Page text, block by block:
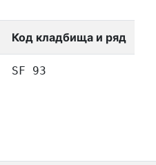
Код кладбища и ряд
SF 93